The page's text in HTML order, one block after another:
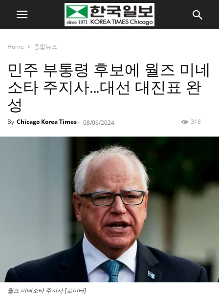
Home 종합뉴스
민주 부통령 후보에 월즈 미네
소타 주지사…대선 대진표 완
성
By Chicago Korea Times- 08/06/2024 318
월즈 미네소타 주지사 [로이터]